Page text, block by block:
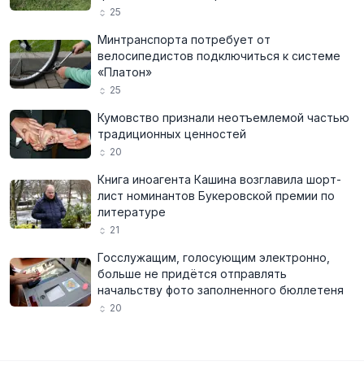
25
Минтранспорта потребует от
велосипедистов подключиться к системе
«Платон»
25
Кумовство признали неотъемлемой частью
традиционных ценностей
20
Книга иноагента Кашина возглавила шорт-
лист номинантов Букеровской премии по
литературе
21
Госслужащим, голосующим электронно,
больше не придётся отправлять
начальству фото заполненного бюллетеня
20